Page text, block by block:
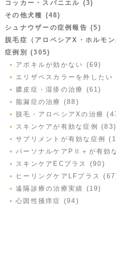
コッカー・スパニエル (3)
その他犬種 (48)
シュナウザーの症例報告 (5)
脱毛症（アロペシアX・ホルモ
症例別 (305)
アポキルが効かない (69)
エリザベスカラーを外した
膿皮症・湿疹の治療 (61)
脂漏症の治療 (88)
脱毛・アロペシアXの治療
スキンケアが有効な症例 (83)
サプリメントが有効な症例
パーソナルケアPⅡ＋が有効
スキンケアECプラス (90)
ヒーリングケアLFプラス
遠隔診療の治療実績 (19)
心因性掻痒症 (94)